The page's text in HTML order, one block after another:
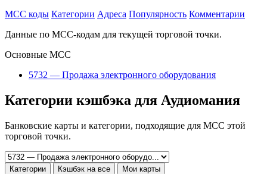
MCC коды Категории Адреса Популярность Комментарии
Данные по MCC-кодам для текущей торговой точки.
Основные MCC
5732 — Продажа электронного оборудования
Категории кэшбэка для Аудиомания
Банковские карты и категории, подходящие для MCC этой
торговой точки.
Категории Кэшбэк на все Мои карты